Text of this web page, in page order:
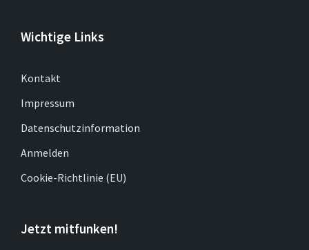
Wichtige Links
Kontakt
Impressum
Datenschutzinformation
Anmelden
Cookie-Richtlinie (EU)
Jetzt mitfunken!